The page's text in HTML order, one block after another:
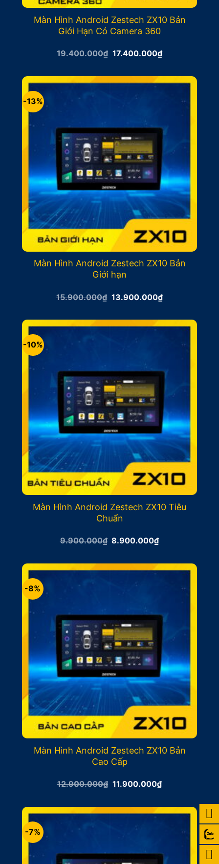
Màn Hình Android Zestech ZX10 Bản
Giới Hạn Có Camera 360
19.400.000₫ Giá
19.400.000₫.
17.400.000₫Giá
hiện
là:
17.400.000₫.
-13%
Màn Hình Android Zestech ZX10 Bản
Giới hạn
15.900.000₫ Giá
15.900.000₫.
13.900.000₫Giá
hiện
là:
13.900.000₫.
-10%
Màn Hình Android Zestech ZX10 Tiêu
Chuẩn
9.900.000₫ Giá
9.900.000₫.
8.900.000₫Giá
là:
8.900.000₫.
-8%
Màn Hình Android Zestech ZX10 Bản
Cao Cấp
12.900.000₫ Giá
12.900.000₫.
11.900.000₫Giá
hiện
là:
11.900.000₫.
-7%